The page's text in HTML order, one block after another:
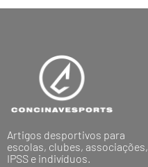
Artigos desportivos para
escolas, clubes, associações,
IPSS e indivíduos.